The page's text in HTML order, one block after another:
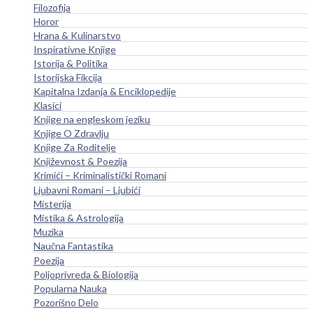
Filozofija
Horor
Hrana & Kulinarstvo
Inspirativne Knjige
Istorija & Politika
Istorijska Fikcija
Kapitalna Izdanja & Enciklopedije
Klasici
Knjige na engleskom jeziku
Knjige O Zdravlju
Knjige Za Roditelje
Književnost & Poezija
Krimići – Kriminalistički Romani
Ljubavni Romani – Ljubići
Misterija
Mistika & Astrologija
Muzika
Naučna Fantastika
Poezija
Poljoprivreda & Biologija
Popularna Nauka
Pozorišno Delo